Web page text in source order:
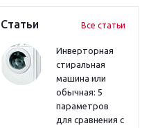
Статьи Все статьи
Инверторная
стиральная
машина или
обычная: 5
параметров
для сравнения с